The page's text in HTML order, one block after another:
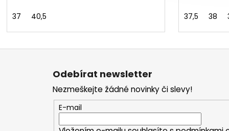
37 40,5 37,5 38
Odebírat newsletter
Nezmeškejte žádné novinky či slevy!
E-mail